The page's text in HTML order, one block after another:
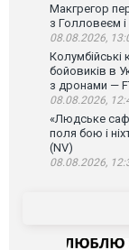
Макгрегор
з Голловеєм
08.08.2026,
Колумбійські
бойовиків в
з дронами —
08.08.2026,
«Людське
поля бою і
(NV)
08.08.2026,